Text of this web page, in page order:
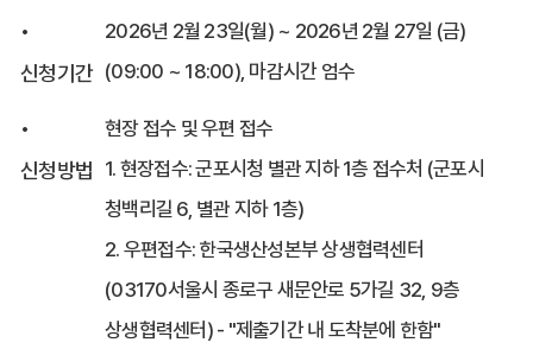
•
신청기간
2026년 2월 23일(월) ~ 2026년 2월 27일 (금)
(09:00 ~ 18:00), 마감시간 엄수
•
신청방법
현장 접수 및 우편 접수
1. 현장접수: 군포시청 별관 지하 1층 접수처 (군포시
청백리길 6, 별관 지하 1층)
2. 우편접수: 한국생산성본부 상생협력센터
(03170서울시 종로구 새문안로 5가길 32, 9층
상생협력센터) - "제출기간 내 도착분에 한함"